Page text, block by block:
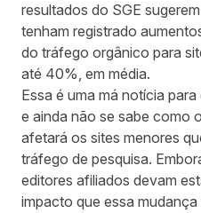
resultados do SGE
tenham registrado
do tráfego orgânico para
até 40%, em média.
Essa é uma má notícia
e ainda não se sabe como
afetará os sites menores
tráfego de pesquisa.
editores afiliados devam
impacto que essa